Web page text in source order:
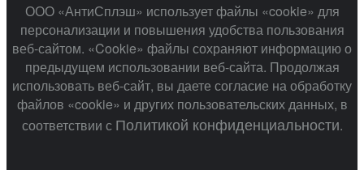
ООО «АнтиСплэш» использует файлы «cookie» для
персонализации и повышения удобства пользования
веб-сайтом. «Cookie» файлы сохраняют информацию о
предыдущем использовании веб-сайта. Продолжая
использовать веб-сайт, вы даете согласие на обработку
файлов «cookie» и других пользовательских данных, в
соответствии с Политикой конфиденциальности.